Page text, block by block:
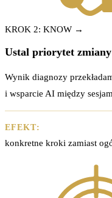
KROK 2: KNOW →
Ustal priorytet zmiany
Wynik diagnozy
i wsparcie AI między
EFEKT:
konkretne kroki zamiast